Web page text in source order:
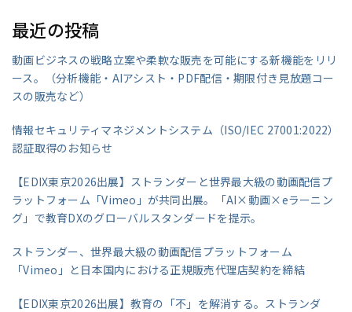
最近の投稿
動画ビジネスの戦略立案や柔軟な販売を可能にする新機能をリリ
ース。（分析機能・AIアシスト・PDF配信・期限付き見放題コー
スの販売など）
情報セキュリティマネジメントシステム（ISO/IEC 27001:2022）
認証取得のお知らせ
【EDIX東京2026出展】ストランダーと世界最大級の動画配信プ
ラットフォーム「Vimeo」が共同出展。「AI×動画×eラーニン
グ」で教育DXのグローバルスタンダードを提示。
ストランダー、世界最大級の動画配信プラットフォーム
「Vimeo」と日本国内における正規販売代理店契約を締結
【EDIX東京2026出展】教育の「不」を解消する。ストランダ